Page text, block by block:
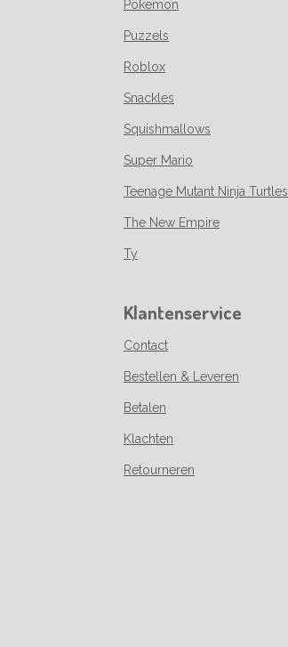
Pokemon
Puzzels
Roblox
Snackles
Squishmallows
Super Mario
Teenage Mutant Ninja Turtles
The New Empire
Ty
Klantenservice
Contact
Bestellen & Leveren
Betalen
Klachten
Retourneren